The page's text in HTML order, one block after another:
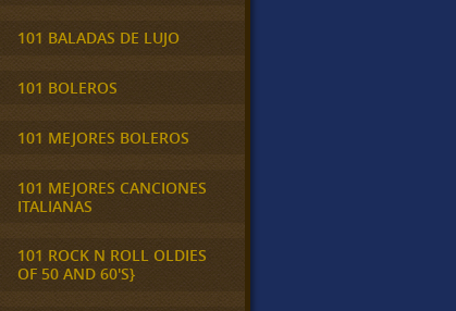
101 BALADAS DE LUJO
101 BOLEROS
101 MEJORES BOLEROS
101 MEJORES CANCIONES
ITALIANAS
101 ROCK N ROLL OLDIES
OF 50 AND 60'S}